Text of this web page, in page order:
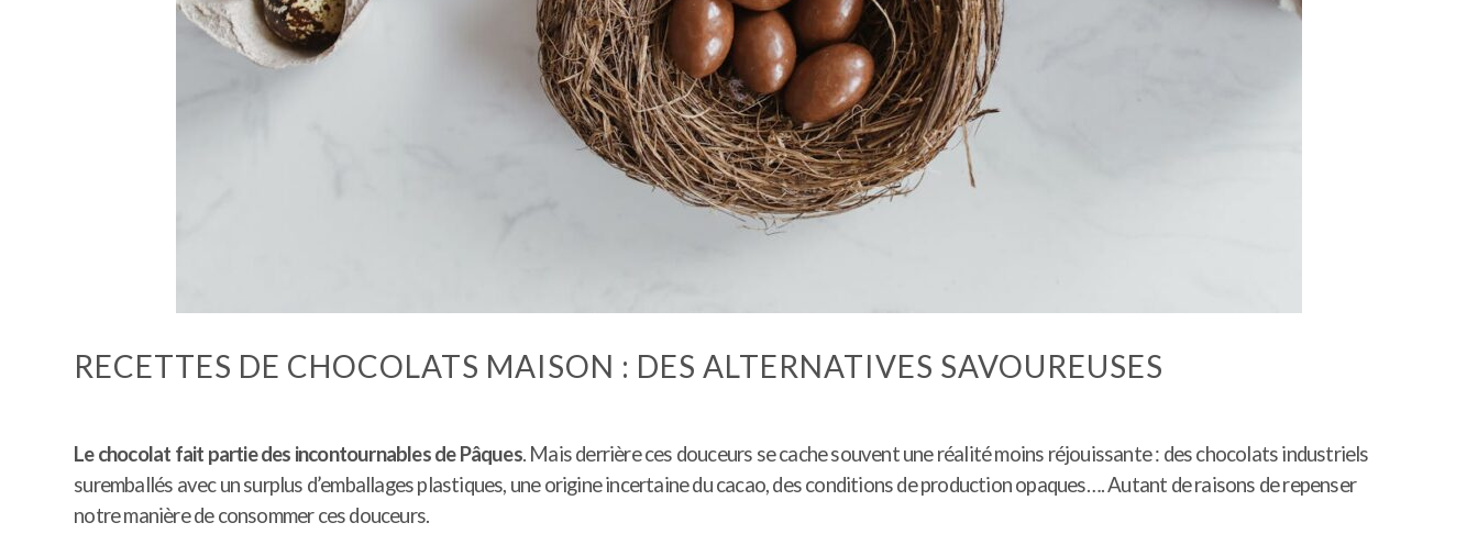
RECETTES DE CHOCOLATS MAISON : DES ALTERNATIVES SAVOUREUSES
Le chocolat fait partie des incontournables de Pâques. Mais derrière ces douceurs se cache souvent une réalité moins réjouissante : des chocolats industriels
suremballés avec un surplus d’emballages plastiques, une origine incertaine du cacao, des conditions de production opaques…. Autant de raisons de repenser
notre manière de consommer ces douceurs.